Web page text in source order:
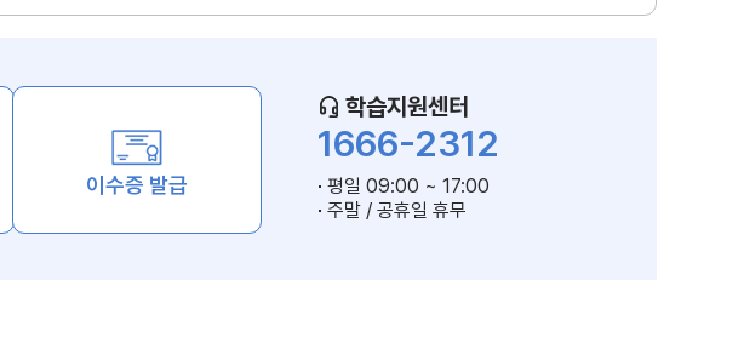
이수증 발급
학습지원센터
1666-2312
평일 09:00 ~ 17:00
주말 / 공휴일 휴무